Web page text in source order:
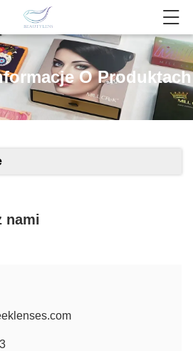
O Produktach
nami